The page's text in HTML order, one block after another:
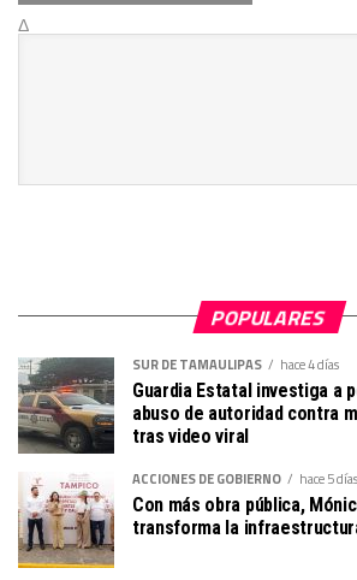
Δ
POPULARES
SUR DE TAMAULIPAS hace 4 días
Guardia Estatal investiga a
abuso de autoridad contra
tras video viral
ACCIONES DE GOBIERNO hace 5 días
Con más obra pública,
transforma la